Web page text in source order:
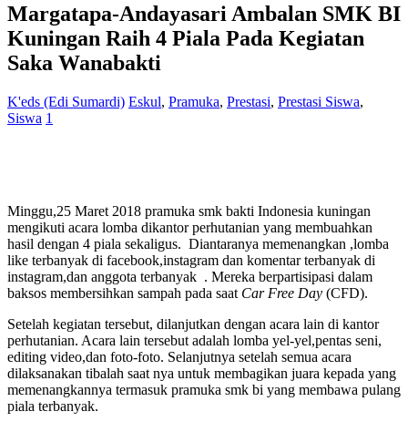
Margatapa-Andayasari Ambalan SMK BI
Kuningan Raih 4 Piala Pada Kegiatan
Saka Wanabakti
K'eds (Edi Sumardi) Eskul, Pramuka, Prestasi, Prestasi Siswa,
Siswa 1
Minggu,25 Maret 2018 pramuka smk bakti Indonesia kuningan
mengikuti acara lomba dikantor perhutanian yang membuahkan
hasil dengan 4 piala sekaligus. Diantaranya memenangkan ,lomba
like terbanyak di facebook,instagram dan komentar terbanyak di
instagram,dan anggota terbanyak . Mereka berpartisipasi dalam
baksos membersihkan sampah pada saat Car Free Day (CFD).
Setelah kegiatan tersebut, dilanjutkan dengan acara lain di kantor
perhutanian. Acara lain tersebut adalah lomba yel-yel,pentas seni,
editing video,dan foto-foto. Selanjutnya setelah semua acara
dilaksanakan tibalah saat nya untuk membagikan juara kepada yang
memenangkannya termasuk pramuka smk bi yang membawa pulang
piala terbanyak.